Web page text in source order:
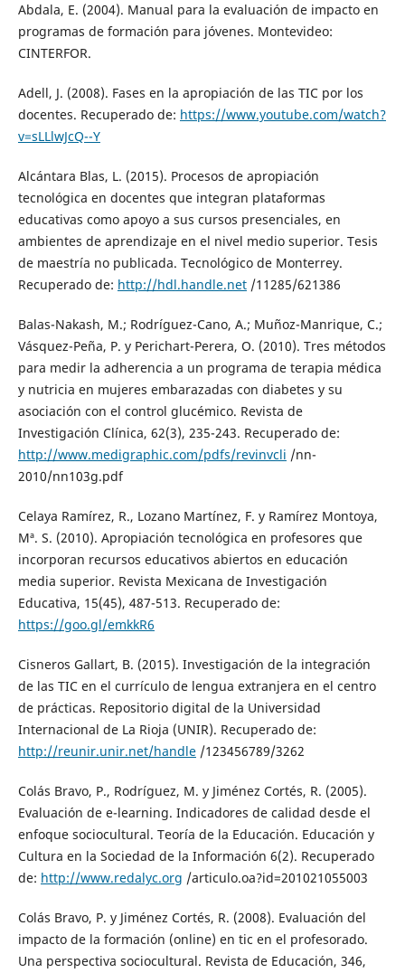
Abdala, E. (2004). Manual para la evaluación de impacto en
programas de formación para jóvenes. Montevideo:
CINTERFOR.
Adell, J. (2008). Fases en la apropiación de las TIC por los
docentes. Recuperado de: https://www.youtube.com/watch?
v=sLLlwJcQ--Y
Alcántara Blas, L. (2015). Procesos de apropiación
tecnológica en docentes que integran plataformas
educativas como apoyo a sus cursos presenciales, en
ambientes de aprendizaje en el nivel medio superior. Tesis
de maestría no publicada. Tecnológico de Monterrey.
Recuperado de: http://hdl.handle.net/11285/621386
Balas-Nakash, M.; Rodríguez-Cano, A.; Muñoz-Manrique, C.;
Vásquez-Peña, P. y Perichart-Perera, O. (2010). Tres métodos
para medir la adherencia a un programa de terapia médica
y nutricia en mujeres embarazadas con diabetes y su
asociación con el control glucémico. Revista de
Investigación Clínica, 62(3), 235-243. Recuperado de:
http://www.medigraphic.com/pdfs/revinvcli /nn-
2010/nn103g.pdf
Celaya Ramírez, R., Lozano Martínez, F. y Ramírez Montoya,
Mª. S. (2010). Apropiación tecnológica en profesores que
incorporan recursos educativos abiertos en educación
media superior. Revista Mexicana de Investigación
Educativa, 15(45), 487-513. Recuperado de:
https://goo.gl/emkkR6
Cisneros Gallart, B. (2015). Investigación de la integración
de las TIC en el currículo de lengua extranjera en el centro
de prácticas. Repositorio digital de la Universidad
Internacional de La Rioja (UNIR). Recuperado de:
http://reunir.unir.net/handle/123456789/3262
Colás Bravo, P., Rodríguez, M. y Jiménez Cortés, R. (2005).
Evaluación de e-learning. Indicadores de calidad desde el
enfoque sociocultural. Teoría de la Educación. Educación y
Cultura en la Sociedad de la Información 6(2). Recuperado
de: http://www.redalyc.org /articulo.oa?id=201021055003
Colás Bravo, P. y Jiménez Cortés, R. (2008). Evaluación del
impacto de la formación (online) en tic en el profesorado.
Una perspectiva sociocultural. Revista de Educación, 346,